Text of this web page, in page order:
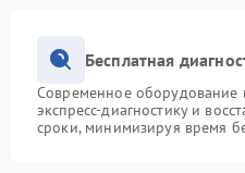
Бесплатная
Современное оборудование
экспресс-диагностику и
сроки, минимизируя время